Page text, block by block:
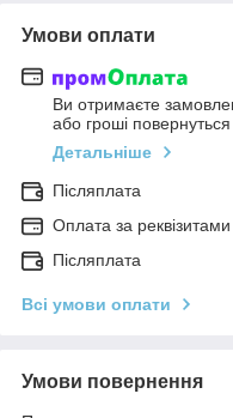
Умови оплати
Ви отримаєте
або гроші
Детальніше
Післяплата
Оплата за реквізитами
Післяплата
Всі умови оплати
Умови повернення